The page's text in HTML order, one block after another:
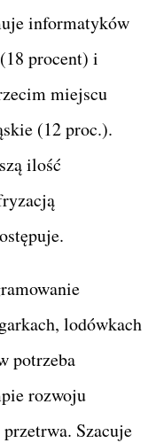
informatyków
procent) i
miejscu
(12 proc.).
ilość
lodówkach
potrzeba
rozwoju
Szacuje